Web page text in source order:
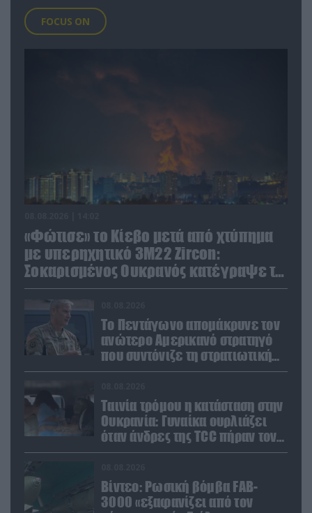
FOCUS ON
«Φώτισε» το Κίεβο μετά από χτύπημα
με υπερηχητικό 3M22 Zircon:
Σοκαρισμένος Ουκρανός κατέγραψε τη
στιγμή (βίντεο)
Το Πεντάγωνο απομάκρυνε τον
ανώτερο Αμερικανό στρατηγό
που συντόνιζε τη στρατιωτική
βοήθεια προς την Ουκρανία
Ταινία τρόμου η κατάσταση στην
Ουκρανία: Γυναίκα ουρλιάζει
όταν άνδρες της TCC πήραν τον
σύντροφό της (βίντεο)
Βίντεο: Ρωσική βόμβα FAB-
3000 «εξαφανίζει από τον